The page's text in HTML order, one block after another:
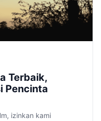
Terbaik,
Pencinta
izinkan kami